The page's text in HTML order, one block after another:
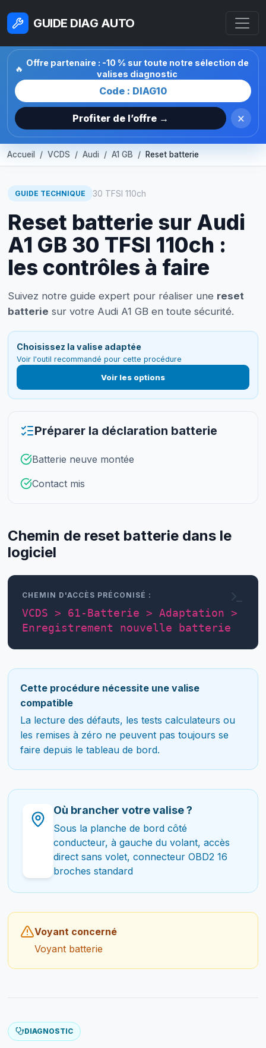
GUIDE DIAG AUTO
🔥
Offre partenaire : -10 % sur toute notre sélection de
valises diagnostic
Code : DIAG10
Profiter de l’offre → ×
Accueil VCDS Audi A1 GB Reset batterie
GUIDE TECHNIQUE 30 TFSI 110ch
Reset batterie sur Audi
A1 GB 30 TFSI 110ch :
les contrôles à faire
Suivez notre guide expert pour réaliser une reset
batterie sur votre Audi A1 GB en toute sécurité.
Choisissez la valise adaptée
Voir l'outil recommandé pour cette procédure
Voir les options
Préparer la déclaration batterie
Batterie neuve montée
Contact mis
Chemin de reset batterie dans le
logiciel
CHEMIN D'ACCÈS PRÉCONISÉ :
VCDS > 61-Batterie > Adaptation >
Enregistrement nouvelle batterie
Cette procédure nécessite une valise
compatible
La lecture des défauts, les tests calculateurs ou
les remises à zéro ne peuvent pas toujours se
faire depuis le tableau de bord.
Où brancher votre valise ?
Sous la planche de bord côté
conducteur, à gauche du volant, accès
direct sans volet, connecteur OBD2 16
broches standard
Voyant concerné
Voyant batterie
DIAGNOSTIC